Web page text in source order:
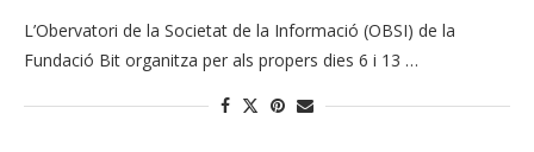
L’Obervatori de la Societat de la Informació (OBSI) de la
Fundació Bit organitza per als propers dies 6 i 13 …